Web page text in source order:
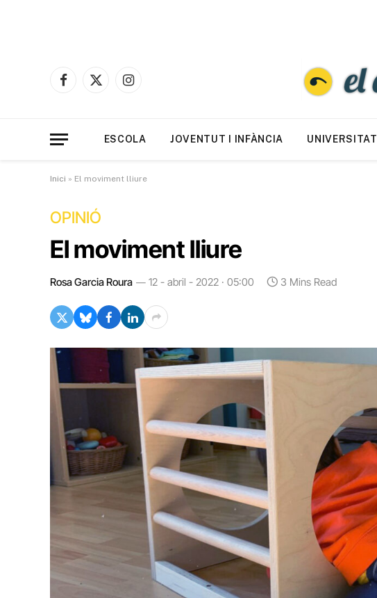
Facebook
X
Instagram
ESCOLA JOVENTUT I INFÀNCIA UNIVERSITAT
Inici » El moviment lliure
OPINIÓ
El moviment lliure
Rosa Garcia Roura 12 - abril - 2022 · 05:00 3 Mins Read